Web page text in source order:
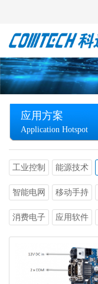
应用方案
Application Hotspot
工业控制 能源技术
智能电网 移动手持
消费电子 应用软件